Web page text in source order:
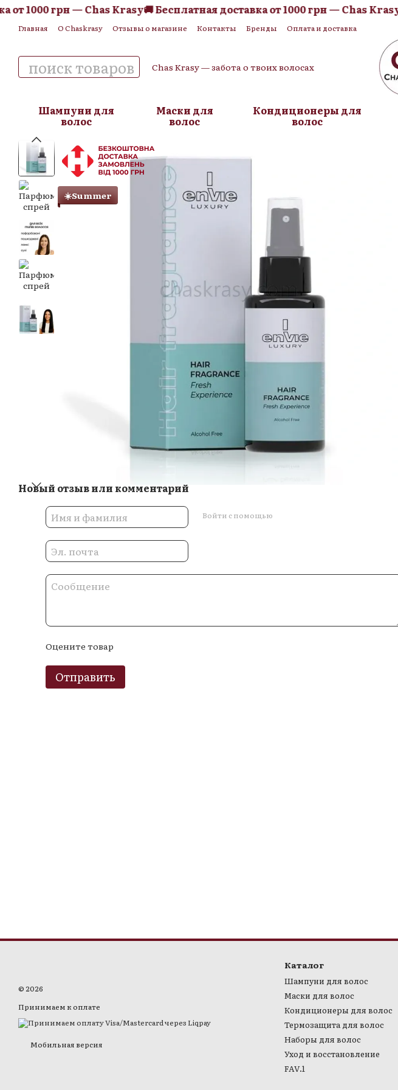
Перейти к основному контенту
1000 грн — Chas Krasy🚚 Бесплатная доставка от 1000 грн — Chas Krasy
Главная О Chaskrasy Отзывы о магазине Контакты Бренды
Оплата и доставка
Chas Krasy — забота о твоих волосах
Шампуни для
волос
Маски для
волос
Кондиционеры для
волос
☀️Summer
Новый отзыв или комментарий
Войти с помощью
Оцените товар
Отправить
© 2026
Принимаем к оплате
Мобильная версия
Каталог
Шампуни для волос
Маски для волос
Кондиционеры для волос
Термозащита для волос
Наборы для волос
Уход и восстановление
FAV.1